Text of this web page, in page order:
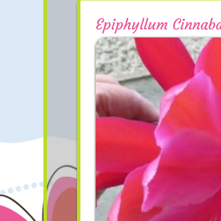
Epiphyllum